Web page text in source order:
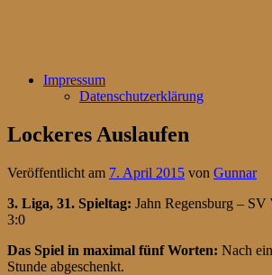
Impressum
Datenschutzerklärung
Lockeres Auslaufen
Veröffentlicht am 7. April 2015 von Gunnar
3. Liga, 31. Spieltag: Jahn Regensburg – SV
3:0
Das Spiel in maximal fünf Worten: Nach
Stunde abgeschenkt.